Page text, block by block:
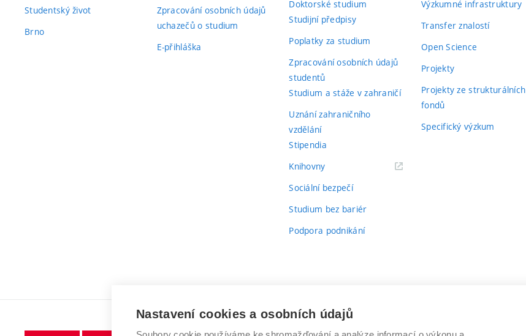
Studentský život
Brno
Zpracování osobních údajů
uchazečů o studium
E-přihláška
Doktorské studium
Studijní předpisy
Poplatky za studium
Zpracování osobních údajů
studentů
Studium a stáže v zahraničí
Uznání zahraničního
vzdělání
Stipendia
Knihovny(externí
Sociální bezpečí
Studium bez bariér
Podpora podnikání
Výzkumné infrastruktury
Transfer znalostí
Open Science
Projekty
Projekty ze strukturálních
fondů
Specifický výzkum
Nastavení cookies a osobních údajů